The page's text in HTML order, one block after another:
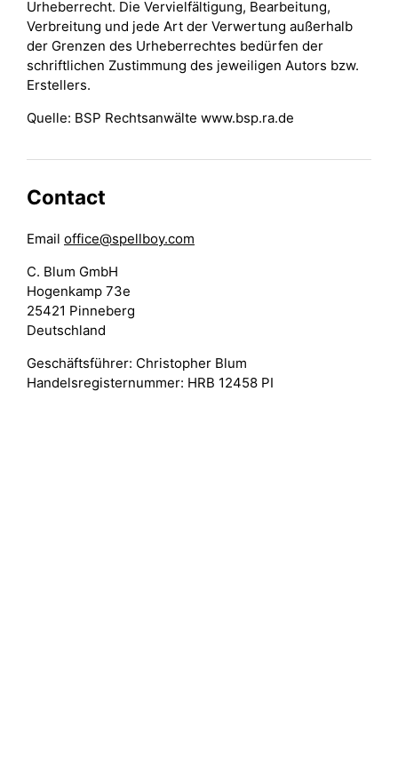
Urheberrecht. Die Vervielfältigung, Bearbeitung,
Verbreitung und jede Art der Verwertung außerhalb
der Grenzen des Urheberrechtes bedürfen der
schriftlichen Zustimmung des jeweiligen Autors bzw.
Erstellers.
Quelle: BSP Rechtsanwälte www.bsp.ra.de
Contact
Email office@spellboy.com
C. Blum GmbH
Hogenkamp 73e
25421 Pinneberg
Deutschland
Geschäftsführer: Christopher Blum
Handelsregisternummer: HRB 12458 PI